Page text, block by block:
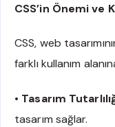
CSS’in Önemi ve
CSS, web
farklı kullanım
• Tasarım
tasarım sağlar.